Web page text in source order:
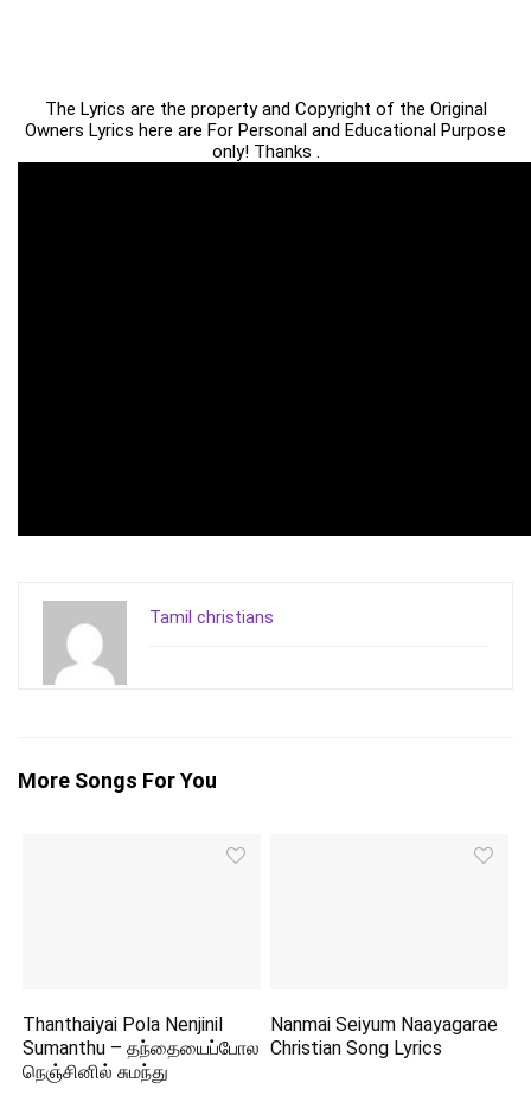
The Lyrics are the property and Copyright of the Original
Owners Lyrics here are For Personal and Educational Purpose
only! Thanks .
Tamil christians
More Songs For You
Thanthaiyai Pola Nenjinil
Sumanthu – தந்தையைப்போல
நெஞ்சினில் சுமந்து
Nanmai Seiyum Naayagarae
Christian Song Lyrics